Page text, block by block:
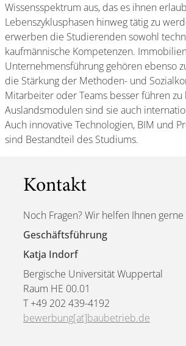
Wissensspektrum aus, das es ihnen
Lebenszyklusphasen hinweg tätig zu
erwerben die Studierenden sowohl
kaufmännische Kompetenzen.
Unternehmensführung gehören ebenso
die Stärkung der Methoden- und
Mitarbeiter oder Teams besser führen zu
Auslandsmodulen sind sie auch
Auch innovative Technologien, BIM und
sind Bestandteil des Studiums.
Kontakt
Noch Fragen? Wir helfen Ihnen
Geschäftsführung
Katja Indorf
Bergische Universität Wuppertal
Raum HE 00.01
T +49 202 439-4192
bewerbung[at]baubetrieb.de